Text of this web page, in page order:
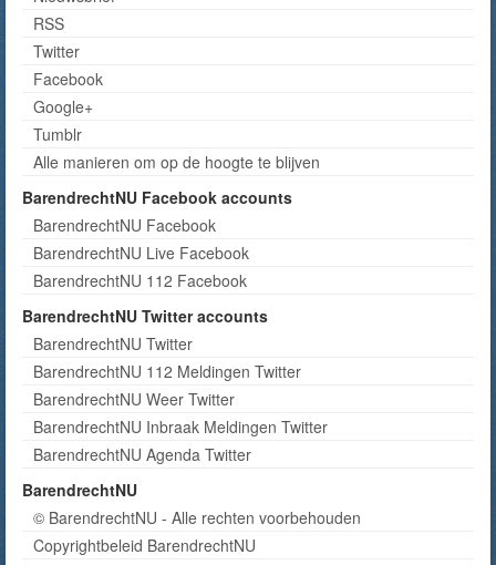
RSS
Twitter
Facebook
Google+
Tumblr
Alle manieren om op de hoogte te blijven
BarendrechtNU Facebook accounts
BarendrechtNU Facebook
BarendrechtNU Live Facebook
BarendrechtNU 112 Facebook
BarendrechtNU Twitter accounts
BarendrechtNU Twitter
BarendrechtNU 112 Meldingen Twitter
BarendrechtNU Weer Twitter
BarendrechtNU Inbraak Meldingen Twitter
BarendrechtNU Agenda Twitter
BarendrechtNU
© BarendrechtNU - Alle rechten voorbehouden
Copyrightbeleid BarendrechtNU